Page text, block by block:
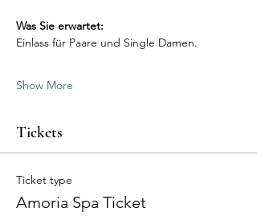
Was Sie erwartet:
Einlass für Paare und Single Damen.
Show More
Tickets
Ticket type
Amoria Spa Ticket